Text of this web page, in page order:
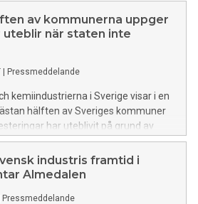
tillgången till el och effekt
av kommunerna uppger
när staten inte
Pressmeddelande
kemiindustrierna i Sverige visar i en
hälften av Sveriges kommuner
har uteblivit på grund av
Många pekar också ut
och långa
avgörande hinder.
industris framtid i
Almedalen
Pressmeddelande